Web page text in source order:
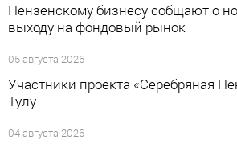
Пензенскому бизнесу собщают о
выходу на фондовый рынок
05 августа 2026
Участники проекта «Серебряная
Тулу
04 августа 2026